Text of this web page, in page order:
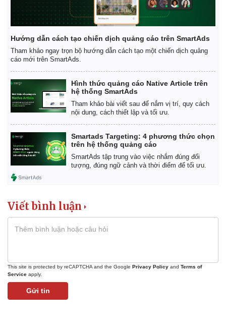
Kinh tế
Bất động sản
Thị trường
Tỷ giá
Chứng khoán
Giá cà phê
Hướng dẫn cách tạo chiến dịch quảng cáo trên SmartAds
Tham khảo ngay trọn bộ hướng dẫn cách tạo một chiến dịch quảng
cáo mới trên SmartAds.
Hình thức quảng cáo Native Article trên
hệ thống SmartAds
Tham khảo bài viết sau để nắm vị trí, quy cách
nội dung, cách thiết lập và tối ưu.
Smartads Targeting: 4 phương thức chọn
trên hệ thống quảng cáo
SmartAds tập trung vào việc nhắm đúng đối
tượng, đúng ngữ cảnh và thời điểm để tối ưu.
Viết bình luận
This site is protected by reCAPTCHA and the Google Privacy Policy and Terms of
Service apply.
Gửi tin